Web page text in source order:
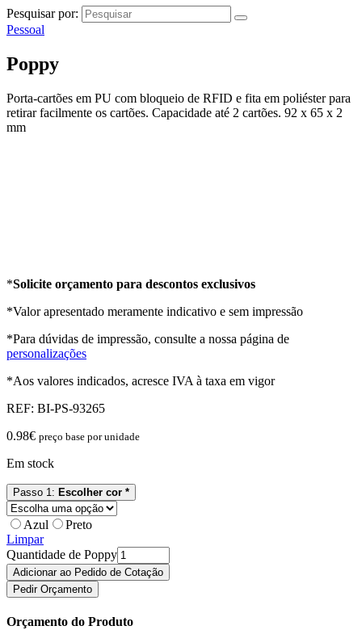
Pesquisar por:
Pessoal
Poppy
Porta-cartões em PU com bloqueio de RFID e fita em poliéster para
retirar facilmente os cartões. Capacidade até 2 cartões. 92 x 65 x 2
mm
*Solicite orçamento para descontos exclusivos
*Valor apresentado meramente indicativo e sem impressão
*Para dúvidas de impressão, consulte a nossa página de
personalizações
*Aos valores indicados, acresce IVA à taxa em vigor
REF: BI-PS-93265
0.98€ preço base por unidade
Em stock
Passo 1: Escolher cor *
Azul
Preto
Limpar
Quantidade de Poppy
Adicionar ao Pedido de Cotação
Pedir Orçamento
Orçamento do Produto